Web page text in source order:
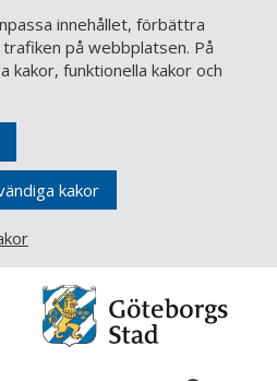
innehållet, förbättra
på webbplatsen. På
kakor, funktionella kakor och
kakor